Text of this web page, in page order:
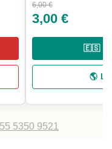
6,00 €
3,00 €
🇪🇸
🌎
5350 9521